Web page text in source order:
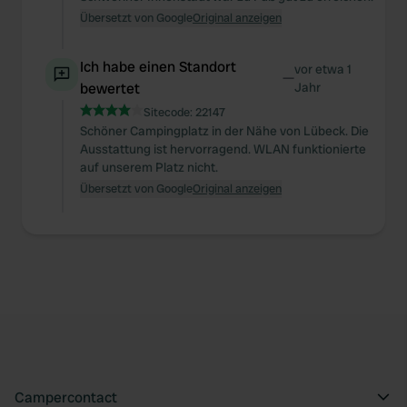
may combine it with other information that you’ve
of their services.
Übersetzt von GoogleOriginal anzeigen
Ich habe einen Standort
bewertet
—vor etwa 1
Jahr
Sitecode: 22147
Schöner Campingplatz in der Nähe von Lübeck. Die
Ausstattung ist hervorragend. WLAN funktionierte
auf unserem Platz nicht.
Übersetzt von GoogleOriginal anzeigen
Campercontact